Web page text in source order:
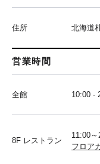
住所 北海道
営業時間
全館 10:00 -
8F レストラン
11:00
フロア